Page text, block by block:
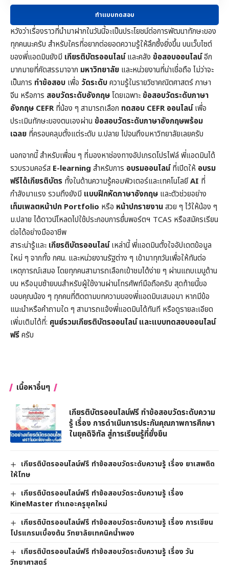
ทำแบบทดสอบ
หวังว่าเรื่องราวที่นำมาฝากในวันนี้จะเป็นประโยชน์ต่อการพัฒนาทักษะของ
ทุกคนนะครับ สำหรับใครที่อยากต่อยอดความรู้ให้ลึกซึ้งยิ่งขึ้น บนเว็บไซต์
ของพี่แอดมินยังมี เกียรติบัตรออนไลน์และคลัง ข้อสอบออนไลน์อีก
มากมายที่คัดสรรมาจาก มหาวิทยาลัย และหน่วยงานที่น่าเชื่อถือ ไม่ว่าจะ
เป็นการ ทำข้อสอบ เพื่อ วัดระดับความรู้ในรายวิชาคณิตศาสตร์ภาษา
จีน หรือการ สอบวัดระดับอังกฤษโดยเฉพาะข้อสอบวัดระดับภาษา
อังกฤษ CEFRที่น้อง ๆ สามารถเลือก ทดสอบ CEFR ออนไลน์เพื่อ
ประเมินทักษะของตนเองผ่าน ข้อสอบวัดระดับภาษาอังกฤษพร้อม
เฉลย ที่ครอบคลุมตั้งแต่ระดับ ม.ปลาย ไปจนถึงมหาวิทยาลัยเลยครับ
นอกจากนี้ สำหรับเพื่อน ๆ ที่มองหาช่องทางอัปเกรดโปรไฟล์ พี่แอดมินได้
รวบรวมคอร์ส E-learning สำหรับการ อบรมออนไลน์ที่เปิดให้ อบรม
ฟรีได้เกียรติบัตร ทั้งในด้านความรู้คอมพิวเตอร์และเทคโนโลยีAI ที่
กำลังมาแรง รวมถึงยังมี แบบฝึกหัดภาษาอังกฤษ และตัวช่วยอย่าง
เท็มเพลตหน้าปก Portfolio หรือ หน้าปกรายงานสวย ๆ ไว้ให้น้อง ๆ
ม.ปลาย ได้ดาวน์โหลดไปใช้ประกอบการยื่นพอร์ตฯ TCAS หรือสมัครเรียน
ต่อได้อย่างมืออาชีพ
สาระน่ารู้และ เกียรติบัตรออนไลน์เหล่านี้ พี่แอดมินตั้งใจอัปเดตข้อมูล
ใหม่ ๆ จากทั้ง กศน. และหน่วยงานรัฐต่าง ๆ เข้ามาทุกวันเพื่อให้ทันต่อ
เหตุการณ์เสมอ โดยทุกคนสามารถเลือกเข้าชมได้ง่าย ๆ ผ่านแถบเมนูด้าน
บน หรือมุมซ้ายบนสำหรับผู้ใช้งานผ่านโทรศัพท์มือถือครับ สุดท้ายนี้ขอ
ขอบคุณน้อง ๆ ทุกคนที่ติดตามบทความของพี่แอดมินเสมอมา หากมีข้อ
แนะนำหรือคำถามใด ๆ สามารถแจ้งพี่แอดมินได้ทันที หรือดูรายละเอียด
เพิ่มเติมได้ที่: ศูนย์รวมเกียรติบัตรออนไลน์ และแบบทดสอบออนไลน์
ฟรีครับ
เนื้อหาอื่นๆ
เกียรติบัตรออนไลน์ฟรี ทำข้อสอบวัดระดับความ
รู้ เรื่อง การดำเนินการประกันคุณภาพการศึกษา
ในยุคดิจิทัล สู่การเรียนรู้ที่ยั่งยืน
เกียรติบัตรออนไลน์ฟรี ทำข้อสอบวัดระดับความรู้ เรื่อง ยาเสพติด
ให้โทษ
เกียรติบัตรออนไลน์ฟรี ทำข้อสอบวัดระดับความรู้ เรื่อง
KineMaster ทำเถอะครูยุคใหม่
เกียรติบัตรออนไลน์ฟรี ทำข้อสอบวัดระดับความรู้ เรื่อง การเขียน
โปรแกรมเบื้องต้น วิทยาลัยเทคนิคน้ำพอง
เกียรติบัตรออนไลน์ฟรี ทำข้อสอบวัดระดับความรู้ เรื่อง วัน
วิทยาศาสตร์